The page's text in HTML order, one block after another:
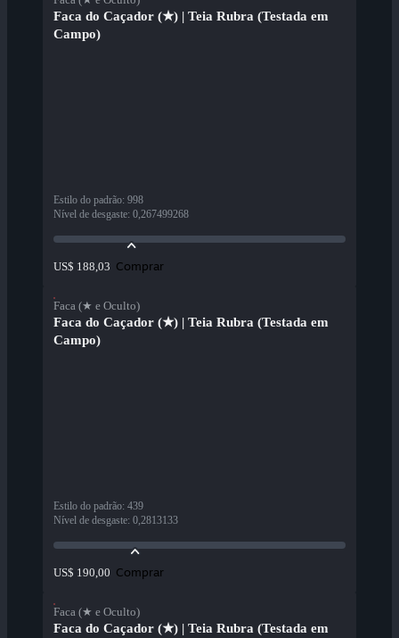
Faca do Caçador (★) | Teia Rubra (Testada em
Campo)
Estilo do padrão: 998
Nível de desgaste: 0,267499268
US$ 188,03 Comprar
Faca (★ e Oculto)
Faca do Caçador (★) | Teia Rubra (Testada em
Campo)
Estilo do padrão: 439
Nível de desgaste: 0,2813133
US$ 190,00 Comprar
Faca (★ e Oculto)
Faca do Caçador (★) | Teia Rubra (Testada em